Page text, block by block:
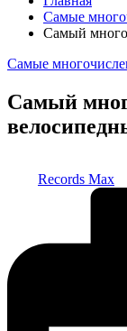
Самые
Самый
Опубликовано
Самые
Самый
Records Max